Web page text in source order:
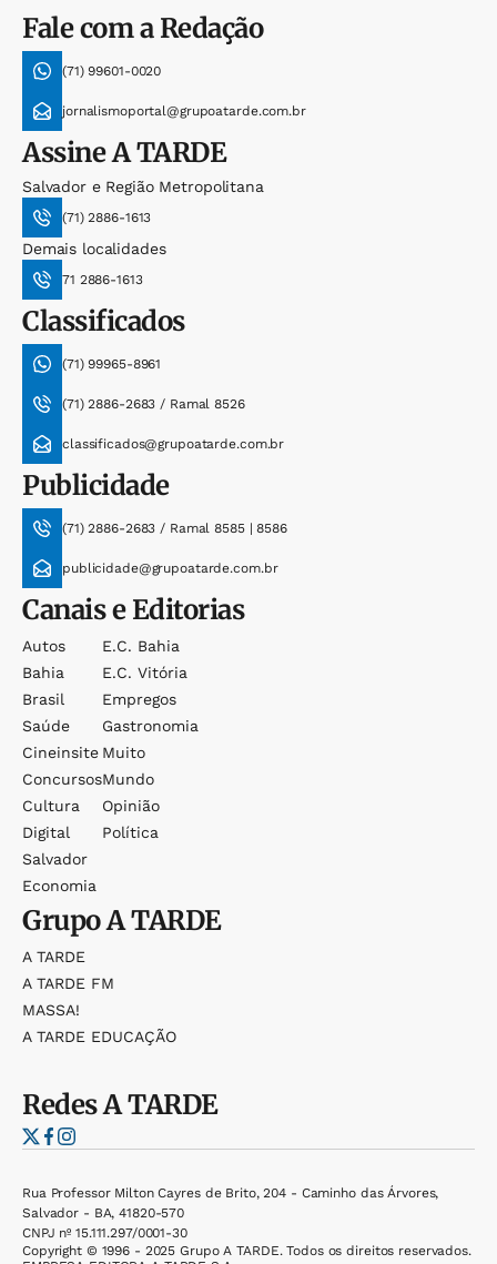
Fale com a Redação
(71) 99601-0020
jornalismoportal@grupoatarde.com.br
AssineA TARDE
Salvador e Região Metropolitana
(71) 2886-1613
Demais localidades
71 2886-1613
Classificados
(71) 99965-8961
(71) 2886-2683 / Ramal 8526
classificados@grupoatarde.com.br
Publicidade
(71) 2886-2683 / Ramal 8585 | 8586
publicidade@grupoatarde.com.br
Canais e Editorias
Autos
Bahia
Brasil
Saúde
Cineinsite
Concursos
Cultura
Digital
Salvador
Economia
E.c. Bahia
E.c. Vitória
Empregos
Gastronomia
Muito
Mundo
Opinião
Política
GrupoA TARDE
A TARDE
A TARDE FM
MASSA!
A TARDE EDUCAÇÃO
RedesA TARDE
Rua Professor Milton Cayres de Brito, 204 - Caminho das Árvores,
Salvador - BA, 41820-570
CNPJ nº 15.111.297/0001-30
Copyright © 1996 - 2025 Grupo A TARDE. Todos os direitos reservados.